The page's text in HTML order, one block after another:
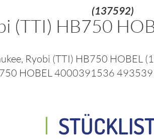
(137592)
(TTI) HB750
Ryobi (TTI) HB750 HOBEL
HOBEL 4000391536